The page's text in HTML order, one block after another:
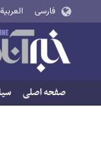
فارسی العربية
صفحه اصلی